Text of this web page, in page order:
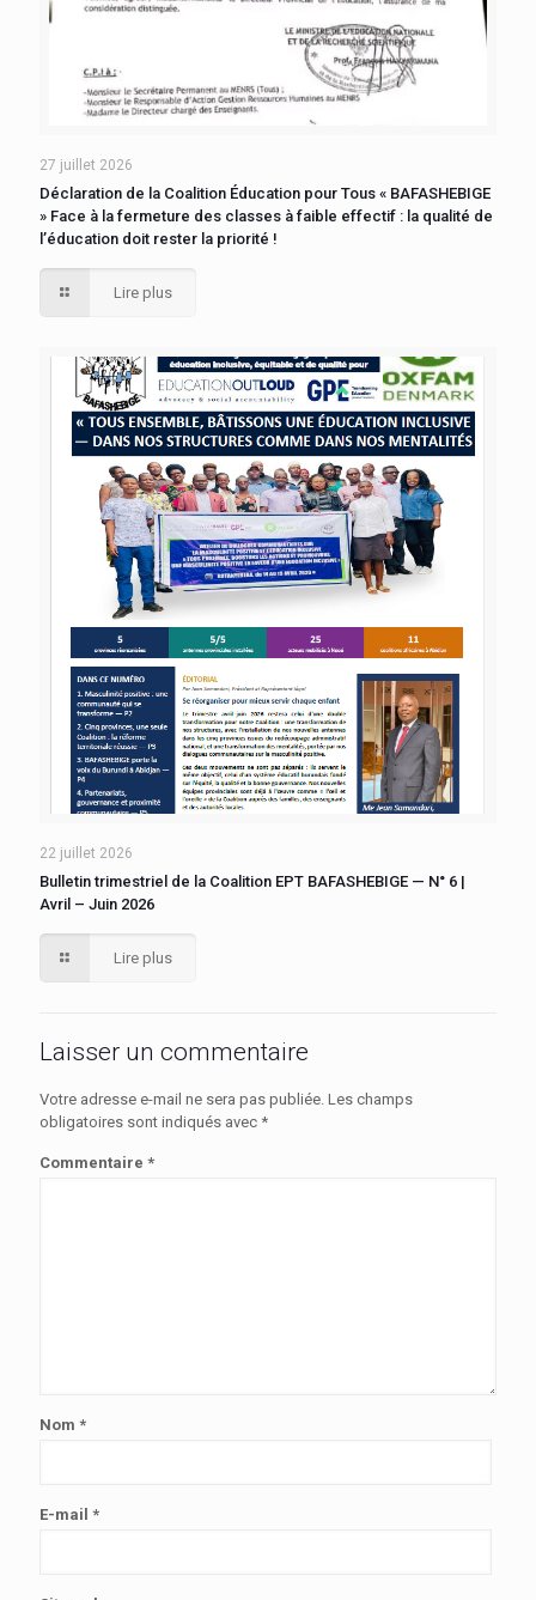
27 juillet 2026
Déclaration de la Coalition Éducation pour Tous « BAFASHEBIGE
» Face à la fermeture des classes à faible effectif : la qualité de
l’éducation doit rester la priorité !
Lire plus
22 juillet 2026
Bulletin trimestriel de la Coalition EPT BAFASHEBIGE — N° 6 |
Avril – Juin 2026
Lire plus
Laisser un commentaire
Votre adresse e-mail ne sera pas publiée. Les champs
obligatoires sont indiqués avec *
Commentaire *
Nom *
E-mail *